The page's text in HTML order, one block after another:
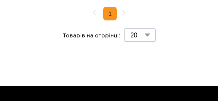
Товарів на сторінці:
1